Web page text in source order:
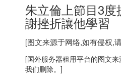
朱立倫上節目3
謝挫折讓他學習
[图文来源于网络,如有侵权,
[国外服务器租用平台的图文
我们删除。]